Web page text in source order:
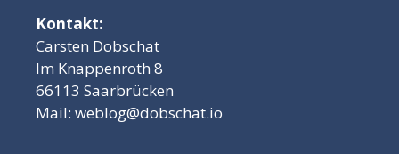
Kontakt:
Carsten Dobschat
Im Knappenroth 8
66113 Saarbrücken
Mail: weblog@dobschat.io